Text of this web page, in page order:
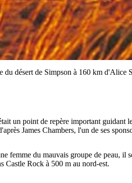
du désert de Simpson à 160 km d'Alice
un point de repère important
James Chambers, l'un de ses
du mauvais groupe de peau, il
Castle Rock à 500 m au nord-est.